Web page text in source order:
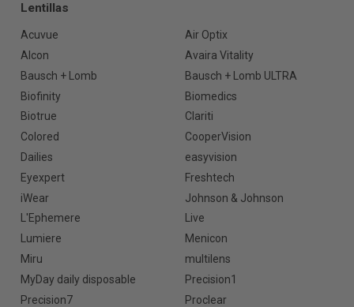
Lentillas
Acuvue
Air Optix
Alcon
Avaira Vitality
Bausch + Lomb
Bausch + Lomb ULTRA
Biofinity
Biomedics
Biotrue
Clariti
Colored
CooperVision
Dailies
easyvision
Eyexpert
Freshtech
iWear
Johnson & Johnson
L'Ephemere
Live
Lumiere
Menicon
Miru
multilens
MyDay daily disposable
Precision1
Precision7
Proclear